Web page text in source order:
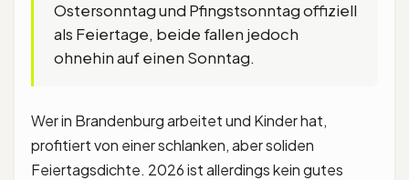
Ostersonntag und Pfingstsonntag offiziell
als Feiertage, beide fallen jedoch
ohnehin auf einen Sonntag.
Wer in Brandenburg arbeitet und Kinder hat,
profitiert von einer schlanken, aber soliden
Feiertagsdichte. 2026 ist allerdings kein gutes